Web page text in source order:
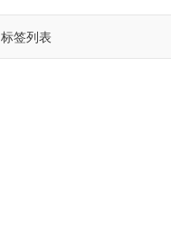
标签列表